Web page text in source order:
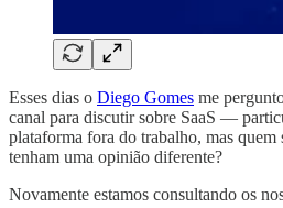
Esses dias o Diego Gomes me
canal para discutir sobre SaaS —
plataforma fora do trabalho, mas quem
tenham uma opinião diferente?
Novamente estamos consultando os